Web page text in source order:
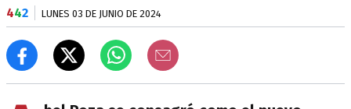
442 LUNES 03 DE JUNIO DE 2024